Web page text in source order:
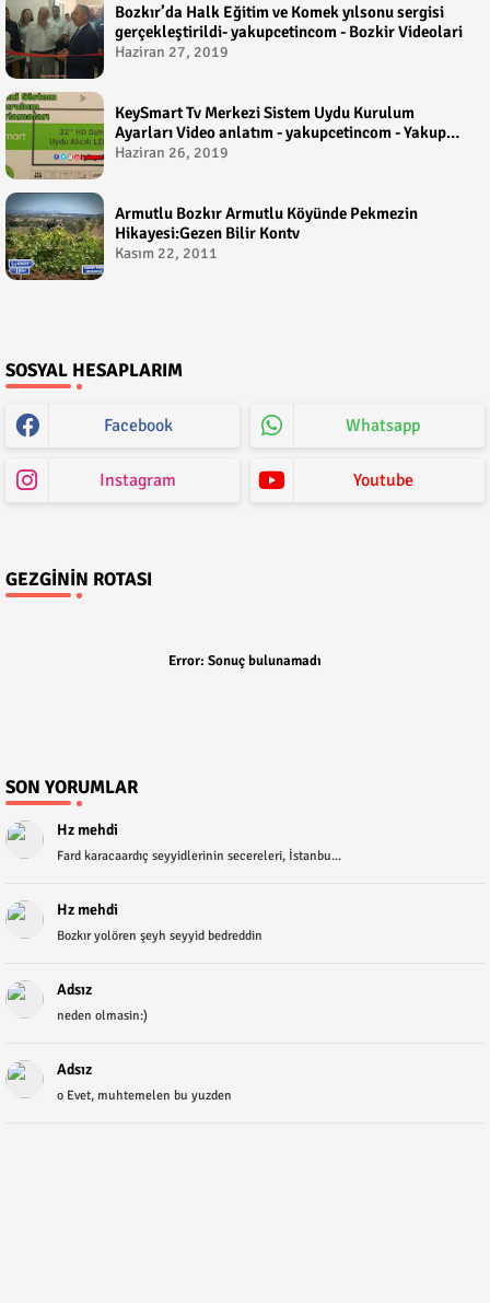
Bozkır’da Halk Eğitim ve Komek yılsonu sergisi
gerçekleştirildi- yakupcetincom - Bozkir Videolari
Haziran 27, 2019
KeySmart Tv Merkezi Sistem Uydu Kurulum
Ayarları Video anlatım - yakupcetincom - Yakup
Çetin
Haziran 26, 2019
Armutlu Bozkır Armutlu Köyünde Pekmezin
Hikayesi:Gezen Bilir Kontv
Kasım 22, 2011
SOSYAL HESAPLARIM
Facebook Whatsapp
Instagram Youtube
GEZGININ ROTASI
Error: Sonuç bulunamadı
SON YORUMLAR
Hz mehdi
Fard karacaardıç seyyidlerinin secereleri, İstanbu...
Hz mehdi
Bozkır yolören şeyh seyyid bedreddin
Adsız
neden olmasin:)
Adsız
o Evet, muhtemelen bu yuzden